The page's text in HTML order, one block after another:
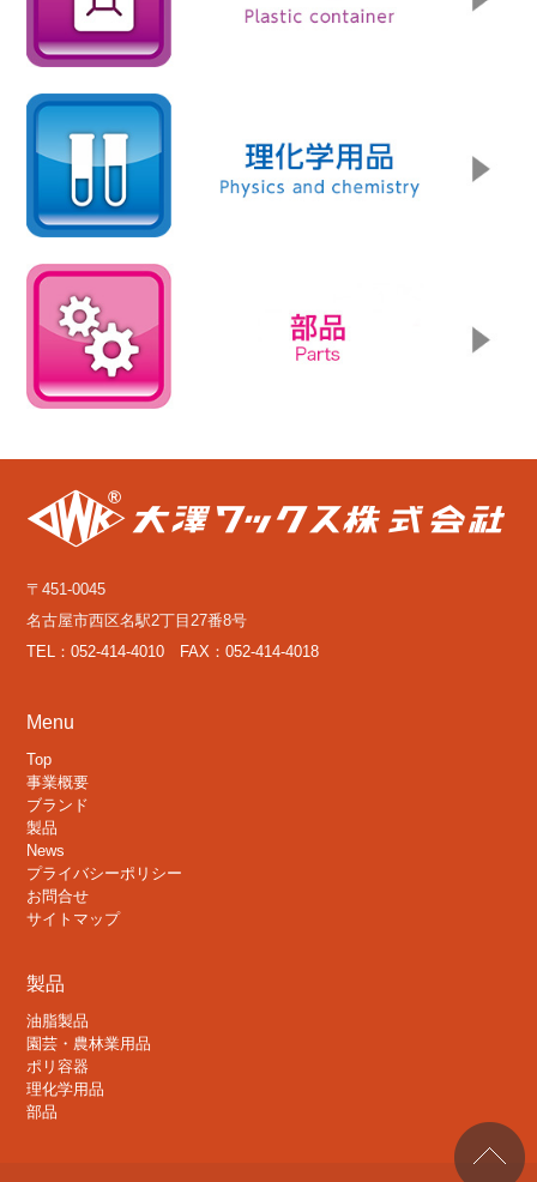
〒451-0045
名古屋市西区名駅2丁目27番8号
TEL：052-414-4010 FAX：052-414-4018
Menu
Top
事業概要
ブランド
製品
News
プライバシーポリシー
お問合せ
サイトマップ
製品
油脂製品
園芸・農林業用品
ポリ容器
理化学用品
部品